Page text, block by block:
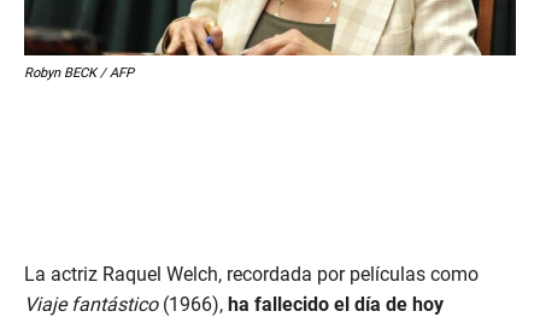
Robyn BECK / AFP
La actriz Raquel Welch, recordada por películas como
Viaje fantástico(1966), ha fallecido el día de hoy